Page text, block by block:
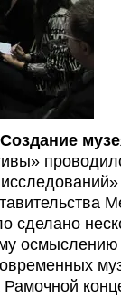
сделано
осмыслению